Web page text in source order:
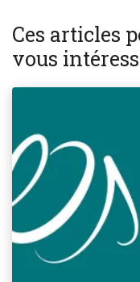
Ces articles
vous